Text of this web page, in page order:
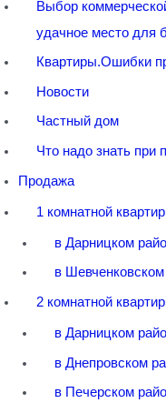
Выбор
удачное место для
Квартиры.Ошибки
Новости
Частный дом
Что надо знать при
Продажа
1 комнатной
в Дарницком
в
2 комнатной
в Дарницком
в Днепровском
в Печерском